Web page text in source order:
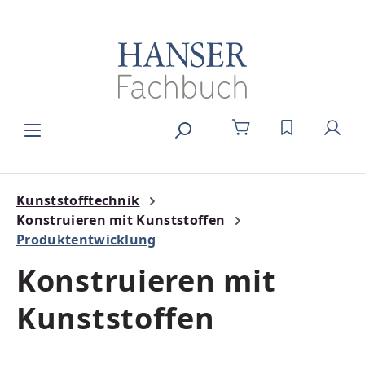
DU HAST 0
Kunststofftechnik
Konstruieren mit Kunststoffen
Produktentwicklung
Konstruieren mit
Kunststoffen